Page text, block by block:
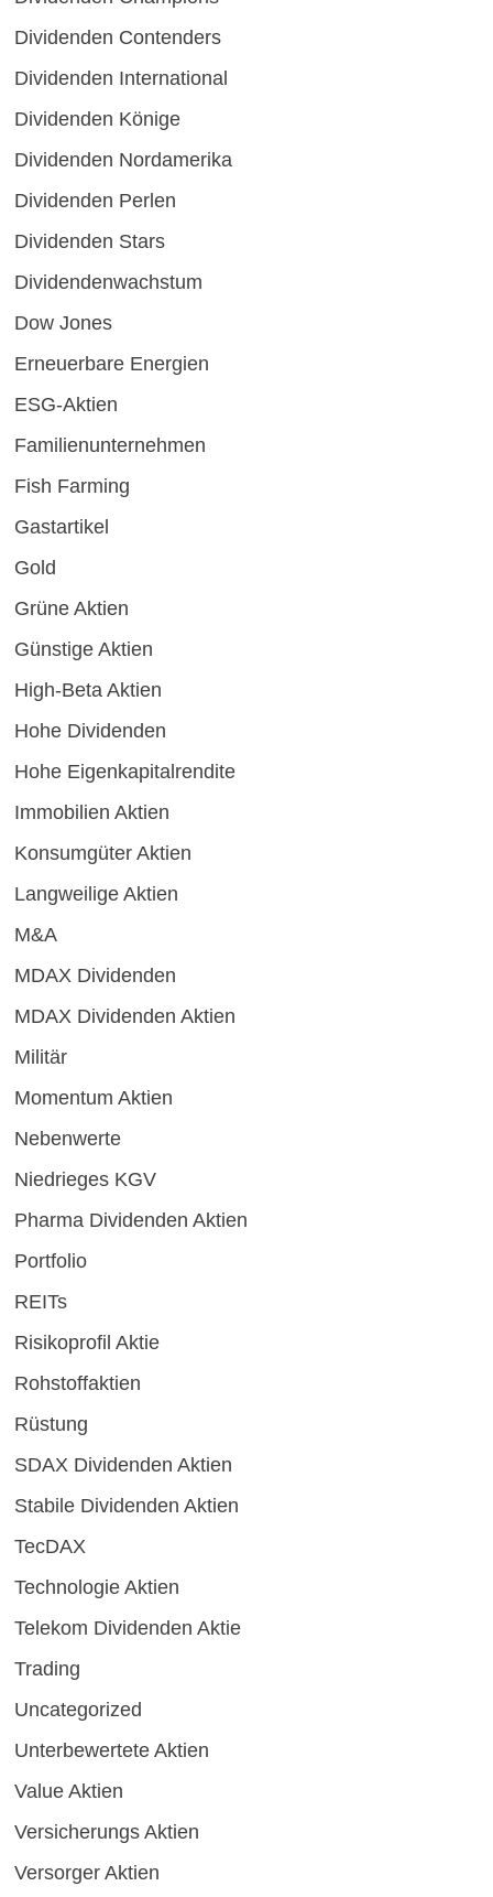
Dividenden Contenders
Dividenden International
Dividenden Könige
Dividenden Nordamerika
Dividenden Perlen
Dividenden Stars
Dividendenwachstum
Dow Jones
Erneuerbare Energien
ESG-Aktien
Familienunternehmen
Fish Farming
Gastartikel
Gold
Grüne Aktien
Günstige Aktien
High-Beta Aktien
Hohe Dividenden
Hohe Eigenkapitalrendite
Immobilien Aktien
Konsumgüter Aktien
Langweilige Aktien
M&A
MDAX Dividenden
MDAX Dividenden Aktien
Militär
Momentum Aktien
Nebenwerte
Niedrieges KGV
Pharma Dividenden Aktien
Portfolio
REITs
Risikoprofil Aktie
Rohstoffaktien
Rüstung
SDAX Dividenden Aktien
Stabile Dividenden Aktien
TecDAX
Technologie Aktien
Telekom Dividenden Aktie
Trading
Uncategorized
Unterbewertete Aktien
Value Aktien
Versicherungs Aktien
Versorger Aktien